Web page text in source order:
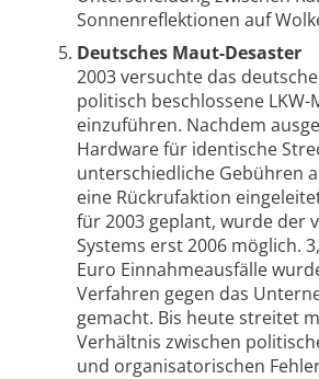
Sonnenreflektionen auf
Deutsches Maut-Desaster
2003 versuchte das
politisch beschlossene LKW-
einzuführen. Nachdem
Hardware für identische
unterschiedliche Gebühren
eine Rückrufaktion
für 2003 geplant, wurde der
Systems erst 2006 möglich.
Euro Einnahmeausfälle
Verfahren gegen das
gemacht. Bis heute streitet
Verhältnis zwischen
und organisatorischen